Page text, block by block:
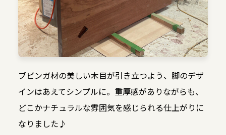
ブビンガ材の美しい木目が引き立つよう、脚のデザ
インはあえてシンプルに。重厚感がありながらも、
どこかナチュラルな雰囲気を感じられる仕上がりに
なりました♪